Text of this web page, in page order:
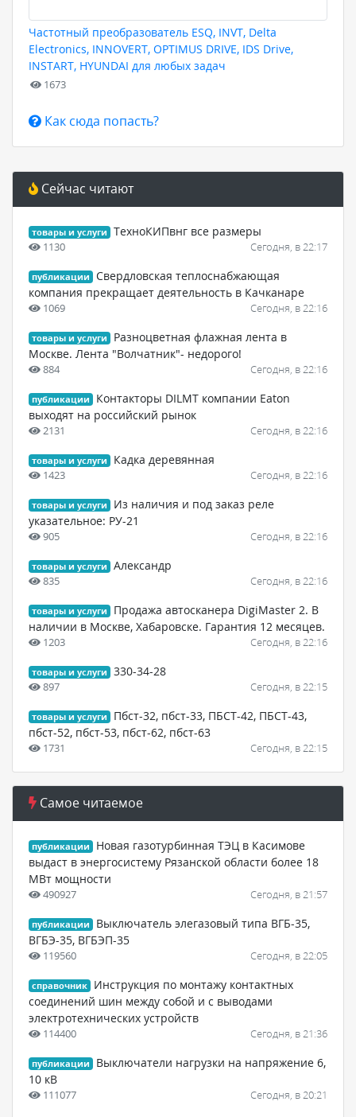
Частотный преобразователь ESQ, INVT, Delta
Electronics, INNOVERT, OPTIMUS DRIVE, IDS Drive,
INSTART, HYUNDAI для любых задач
1673
Как сюда попасть?
Сейчас читают
товары и услуги ТехноКИПвнг все размеры
1130 Сегодня, в 22:17
публикации
Свердловская теплоснабжающая
компания прекращает деятельность в Качканаре
1069 Сегодня, в 22:16
товары и услуги
Разноцветная флажная лента в
Москве. Лента "Волчатник"- недорого!
884 Сегодня, в 22:16
публикации
Контакторы DILMT компании Eaton
выходят на российский рынок
2131 Сегодня, в 22:16
товары и услуги Кадка деревянная
1423 Сегодня, в 22:16
товары и услуги
Из наличия и под заказ реле
указательное: РУ-21
905 Сегодня, в 22:16
товары и услуги Александр
835 Сегодня, в 22:16
товары и услуги
Продажа автосканера DigiMaster 2. В
наличии в Москве, Хабаровске. Гарантия 12 месяцев.
1203 Сегодня, в 22:16
товары и услуги 330-34-28
897 Сегодня, в 22:15
товары и услуги
Пбст-32, пбст-33, ПБСТ-42, ПБСТ-43,
пбст-52, пбст-53, пбст-62, пбст-63
1731 Сегодня, в 22:15
Самое читаемое
публикации
Новая газотурбинная ТЭЦ в Касимове
выдаст в энергосистему Рязанской области более 18
МВт мощности
490927 Сегодня, в 21:57
публикации
Выключатель элегазовый типа ВГБ-35,
ВГБЭ-35, ВГБЭП-35
119560 Сегодня, в 22:05
справочник
Инструкция по монтажу контактных
соединений шин между собой и с выводами
электротехнических устройств
114400 Сегодня, в 21:36
публикации
Выключатели нагрузки на напряжение 6,
10 кВ
111077 Сегодня, в 20:21